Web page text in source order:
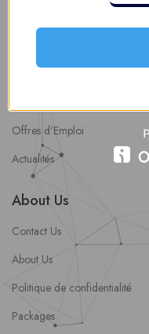
Offres d’Emploi
Actualités
About Us
Contact Us
About Us
Politique de confidentialité
Packages